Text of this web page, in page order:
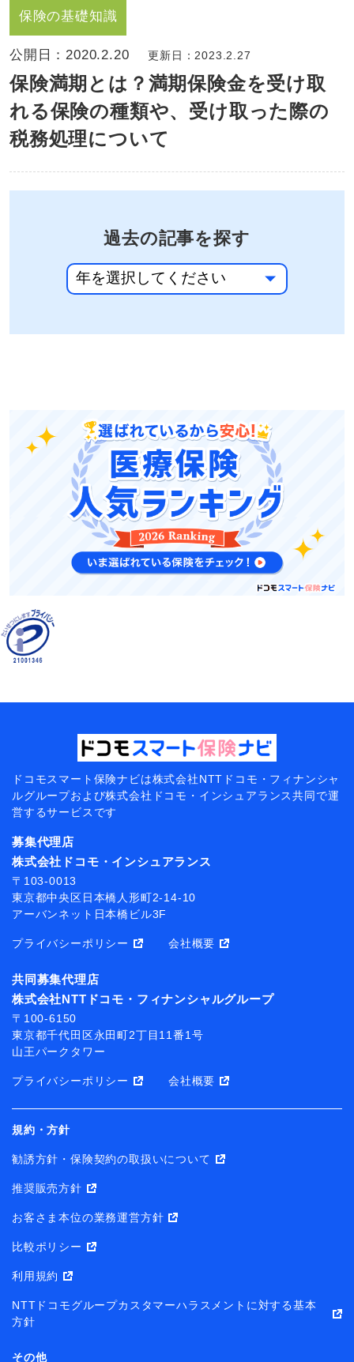
保険の基礎知識
公開日： 2020.2.20 更新日：2023.2.27
保険満期とは？満期保険金を受け取
れる保険の種類や、受け取った際の
税務処理について
過去の記事を探す
ドコモスマート保険ナビは株式会社NTTドコモ・フィナンシャ
ルグループおよび株式会社ドコモ・インシュアランス共同で運
営するサービスです
募集代理店
株式会社ドコモ・インシュアランス
〒103-0013
東京都中央区日本橋人形町2-14-10
アーバンネット日本橋ビル3F
プライバシーポリシー 会社概要
共同募集代理店
株式会社NTTドコモ・フィナンシャルグループ
〒100-6150
東京都千代田区永田町2丁目11番1号
山王パークタワー
プライバシーポリシー 会社概要
規約・方針
勧誘方針・保険契約の取扱いについて
推奨販売方針
お客さま本位の業務運営方針
比較ポリシー
利用規約
NTTドコモグループカスタマーハラスメントに対する基本
方針
その他